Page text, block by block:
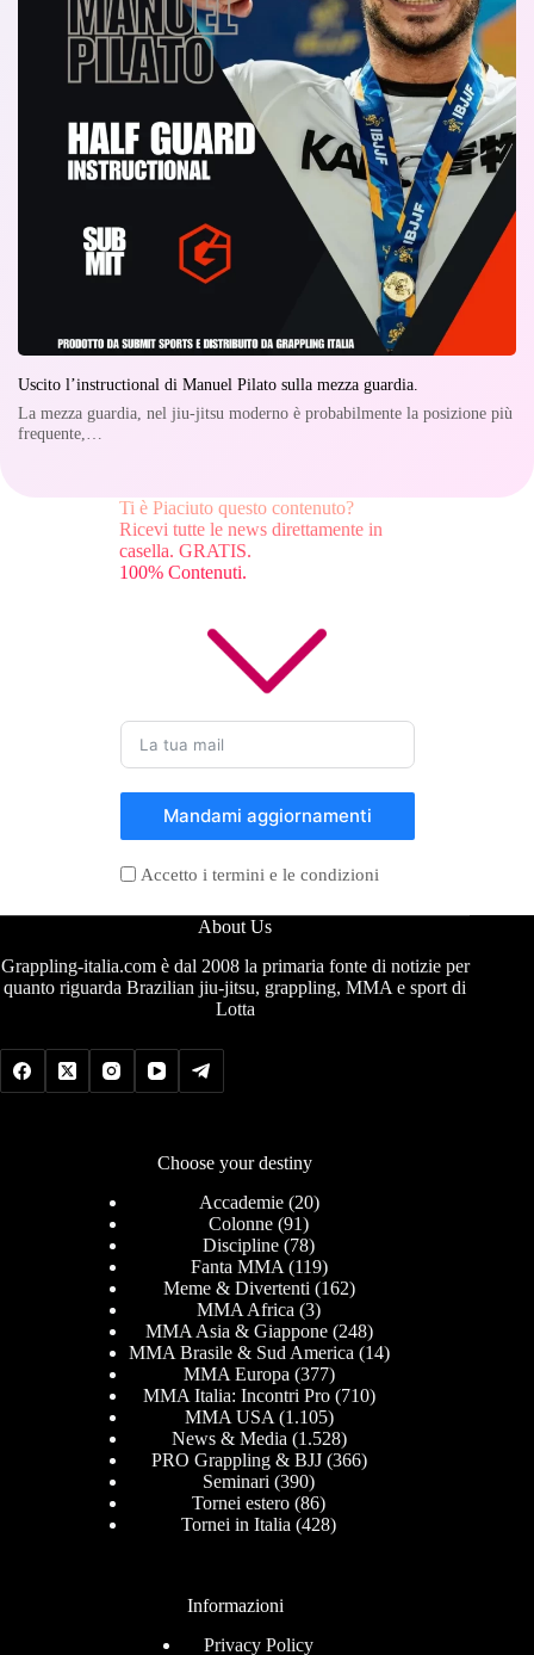
Uscito l’instructional di Manuel Pilato sulla mezza guardia.
La mezza guardia, nel jiu-jitsu moderno è probabilmente la posizione più
frequente,…
Ti è Piaciuto questo contenuto?
Ricevi tutte le news direttamente in
casella. GRATIS.
100% Contenuti.
Mandami aggiornamenti
Accetto i termini e le condizioni
About Us
Grappling-italia.com è dal 2008 la primaria fonte di notizie per
quanto riguarda Brazilian jiu-jitsu, grappling, MMA e sport di
Lotta
Choose your destiny
Accademie(20)
Colonne (91)
Discipline (78)
Fanta MMA (119)
Meme & Divertenti (162)
MMA Africa (3)
MMA Asia & Giappone(248)
MMA Brasile & Sud America (14)
MMA Europa (377)
MMA Italia: Incontri Pro(710)
MMA USA (1.105)
News & Media (1.528)
PRO Grappling & BJJ(366)
Seminari (390)
Tornei estero (86)
Tornei in Italia (428)
Informazioni
Privacy Policy